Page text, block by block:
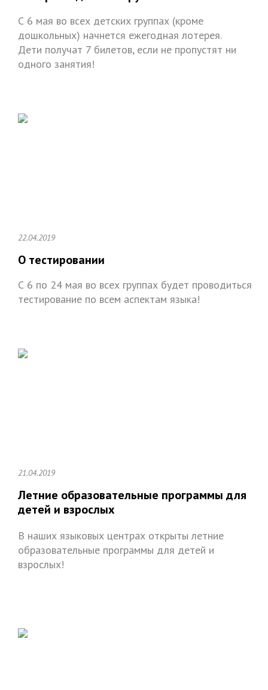
С 6 мая во всех детских группах (кроме
дошкольных) начнется ежегодная лотерея.
Дети получат 7 билетов, если не пропустят ни
одного занятия!
22.04.2019
О тестировании
С 6 по 24 мая во всех группах будет проводиться
тестирование по всем аспектам языка!
21.04.2019
Летние образовательные программы для
детей и взрослых
В наших языковых центрах открыты летние
образовательные программы для детей и
взрослых!